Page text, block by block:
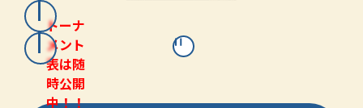
トーナ
メント
表は随
時公開
中！！